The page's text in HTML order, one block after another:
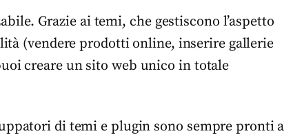
Grazie ai temi, che gestiscono l’aspetto
(vendere prodotti online, inserire gallerie
creare un sito web unico in totale
di temi e plugin sono sempre pronti a